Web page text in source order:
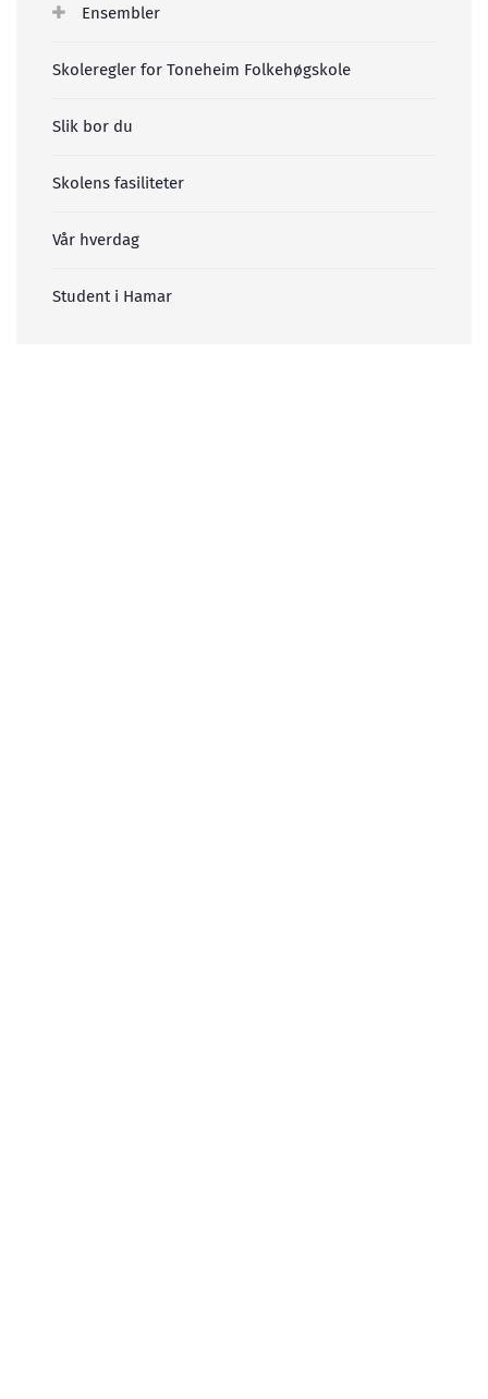
Ensembler
Skoleregler for Toneheim Folkehøgskole
Slik bor du
Skolens fasiliteter
Vår hverdag
Student i Hamar